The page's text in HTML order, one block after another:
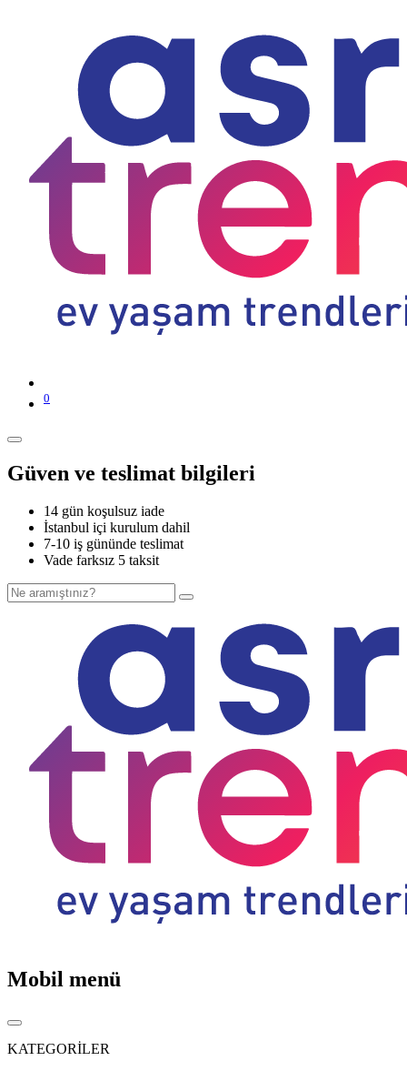
0
Güven ve teslimat bilgileri
14 gün koşulsuz iade
İstanbul içi kurulum dahil
7-10 iş gününde teslimat
Vade farksız 5 taksit
Mobil menü
KATEGORİLER